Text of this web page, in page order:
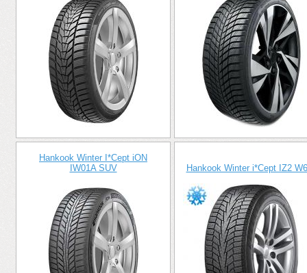
Hankook Winter I*Cept iON
IW01A SUV
Hankook Winter i*Cept IZ2